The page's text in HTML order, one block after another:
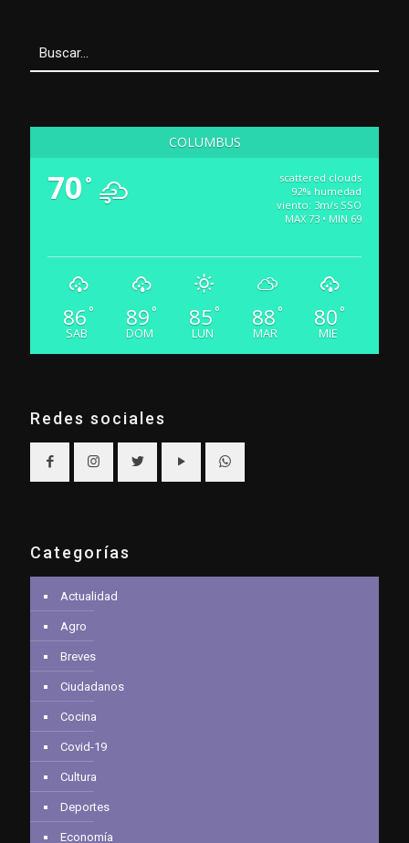
COLUMBUS
70 °
scattered clouds
92% humedad
viento: 3m/s SSO
MAX 73 • MIN 69
86 °
SAB
89 °
DOM
85 °
LUN
88 °
MAR
80 °
MIE
Redes sociales
Categorías
Actualidad
Agro
Breves
Ciudadanos
Cocina
Covid-19
Cultura
Deportes
Economía